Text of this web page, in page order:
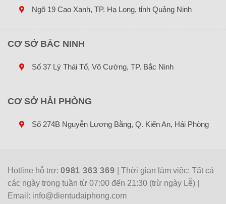
Ngõ 19 Cao Xanh, TP. Hạ Long, tỉnh Quảng Ninh
CƠ SỞ BẮC NINH
Số 37 Lý Thái Tổ, Võ Cường, TP. Bắc Ninh
CƠ SỞ HẢI PHÒNG
Số 274B Nguyễn Lương Bằng, Q. Kiến An, Hải Phòng
Hotline hỗ trợ: 0981 363 369
| Thời gian làm việc: Tất cả
các ngày trong tuần từ 07:00 đến 21:30 (trừ ngày Lễ) |
Email: info@dientudaiphong.com